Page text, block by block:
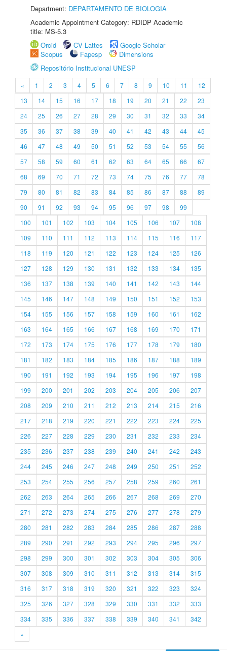
Department: DEPARTAMENTO DE BIOLOGIA
Academic Appointment Category: RDIDP Academic
title: MS-5.3
Orcid
CV Lattes
Google Scholar
Scopus
Fapesp
Dimensions
Repositório Institucional UNESP
« 1 2 3 4 5 6 7 8 9 10 11
12
13
14 15 16 17 18 19 20 21 22
23
24
25 26 27 28 29 30 31 32 33
34
35
36 37 38 39 40 41 42 43 44
45
46
47 48 49 50 51 52 53 54 55
56
57
58 59 60 61 62 63 64 65 66
67
68
69 70 71 72 73 74 75 76 77
78
79
80 81 82 83 84 85 86 87 88
89
90
91 92 93 94 95 96 97 98
99
100
101 102 103 104 105 106 107
108
109
110 111 112 113 114 115 116
117
118
119 120 121 122 123 124 125
126
127
128 129 130 131 132 133 134
135
136
137 138 139 140 141 142 143
144
145
146 147 148 149 150 151 152
153
154
155 156 157 158 159 160 161
162
163
164 165 166 167 168 169 170
171
172
173 174 175 176 177 178 179
180
181
182 183 184 185 186 187 188
189
190
191 192 193 194 195 196 197
198
199
200 201 202 203 204 205 206
207
208
209 210 211 212 213 214 215
216
217
218 219 220 221 222 223 224
225
226
227 228 229 230 231 232 233
234
235
236 237 238 239 240 241 242
243
244
245 246 247 248 249 250 251
252
253
254 255 256 257 258 259 260
261
262
263 264 265 266 267 268 269
270
271
272 273 274 275 276 277 278
279
280
281 282 283 284 285 286 287
288
289
290 291 292 293 294 295 296
297
298
299 300 301 302 303 304 305
306
307
308 309 310 311 312 313 314
315
316
317 318 319 320 321 322 323
324
325
326 327 328 329 330 331 332
333
334
335 336 337 338 339 340 341
342
»